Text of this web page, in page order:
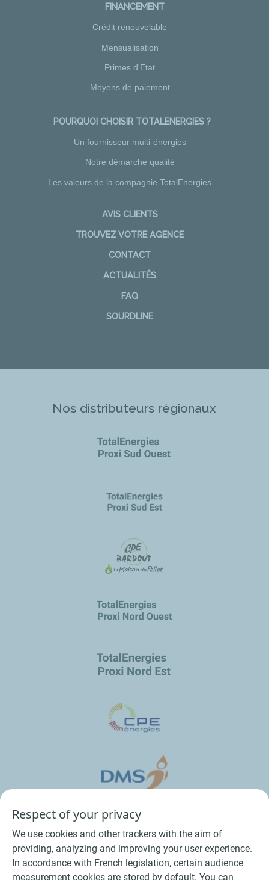
FINANCEMENT
Crédit renouvelable
Mensualisation
Primes d'Etat
Moyens de paiement
POURQUOI CHOISIR TOTALENERGIES ?
Un fournisseur multi-énergies
Notre démarche qualité
Les valeurs de la compagnie TotalEnergies
AVIS CLIENTS
TROUVEZ VOTRE AGENCE
CONTACT
ACTUALITÉS
FAQ
SOURDLINE
Nos distributeurs régionaux
Respect of your privacy
We use cookies and other trackers with the aim of
providing, analyzing and improving your user experience.
In accordance with French legislation, certain audience
measurement cookies are stored by default. You can